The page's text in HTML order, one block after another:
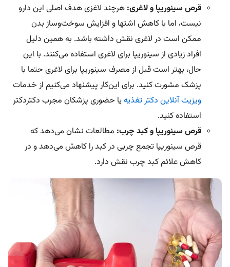
قرص سینوریپا و لاغری: هرچند لاغزی هدف اصلی این دارو
نیست، اما با کاهش اشتها و افزایش سوخت‌وساز بدن
ممکن است در لاغری نقش داشته باشد. به همین دلیل
افراد زیادی از سینوریپا برای لاغری استفاده می‌کنند. با این
حال، بهتر است قبل از مصرف سینوریپا برای لاغری حتما با
پزشک مشورت کنید. برای این‌کار پیشنهاد می‌کنیم از خدمات
ویزیت آنلاین دکتر تغذیهیا حضوری پزشکان مجرب دکتردکتر
استفاده کنید.
قرص سینوریپا و کبد چرب: مطالعات نشان می‌دهد که
قرص سینوریپا تجمع چربی در کبد را کاهش می‌دهد و در
کاهش علائم کبد چرب نقش دارد.